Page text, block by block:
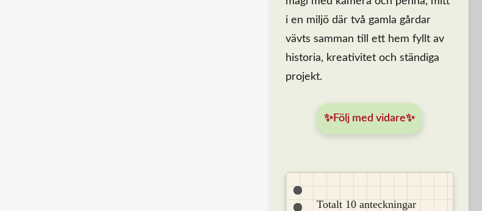
i en miljö där två gamla gårdar
vävts samman till ett hem fyllt av
historia, kreativitet och ständiga
projekt.
✨Följ med vidare✨
Totalt 10 anteckningar